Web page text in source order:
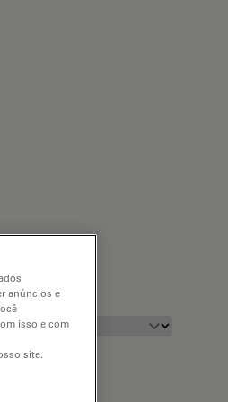
anúncios e
isso e com
site.